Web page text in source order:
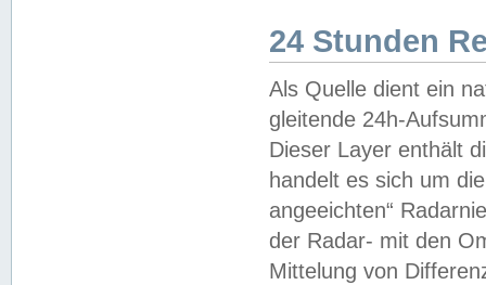
24 Stunden
Als Quelle dient ein
gleitende 24h-
Dieser Layer enthält
handelt es sich um
angeeichten“
der Radar- mit den
Mittelung von